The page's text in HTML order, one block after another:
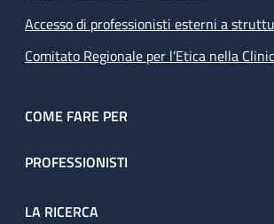
Accesso di professionisti esterni a
Comitato Regionale per l’Etica nella
COME FARE PER
PROFESSIONISTI
LA RICERCA